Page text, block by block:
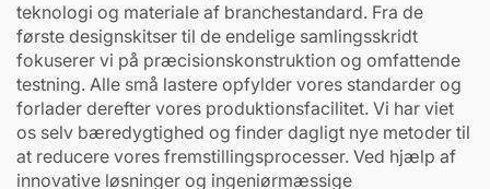
teknologi og materiale af branchestandard. Fra de
første designskitser til de endelige samlingsskridt
fokuserer vi på præcisionskonstruktion og omfattende
testning. Alle små lastere opfylder vores standarder og
forlader derefter vores produktionsfacilitet. Vi har viet
os selv bæredygtighed og finder dagligt nye metoder til
at reducere vores fremstillingsprocesser. Ved hjælp af
innovative løsninger og ingeniørmæssige